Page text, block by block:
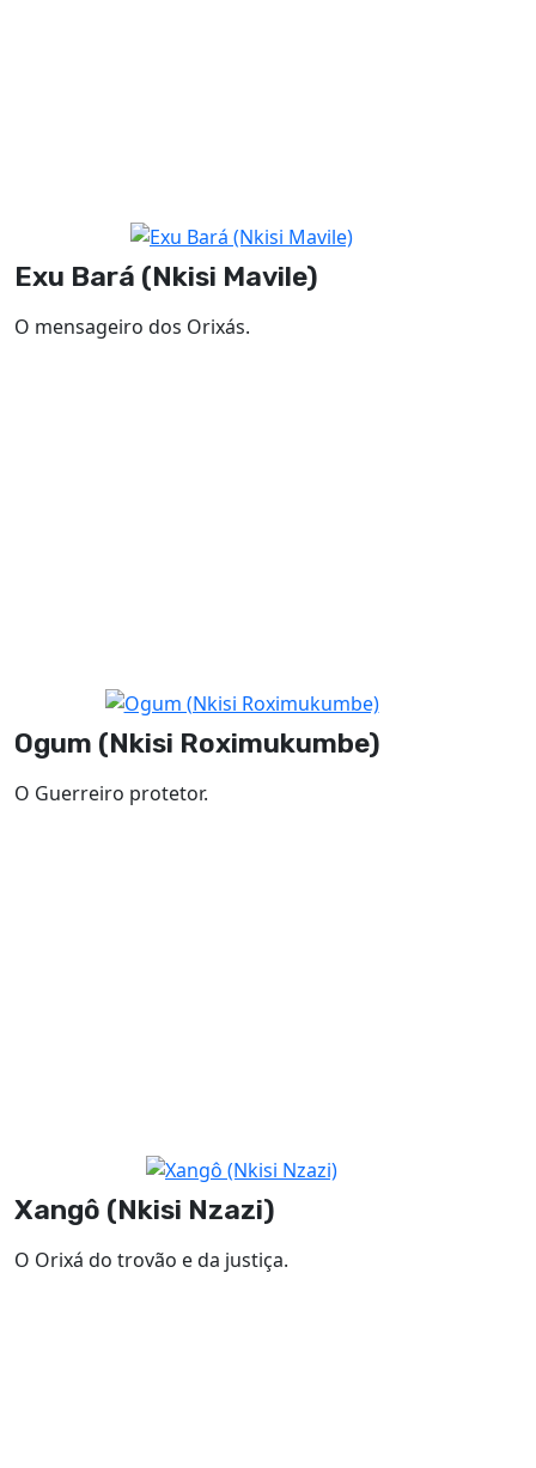
Exu Bará (Nkisi Mavile)
O mensageiro dos Orixás.
Ogum (Nkisi Roximukumbe)
O Guerreiro protetor.
Xangô (Nkisi Nzazi)
O Orixá do trovão e da justiça.